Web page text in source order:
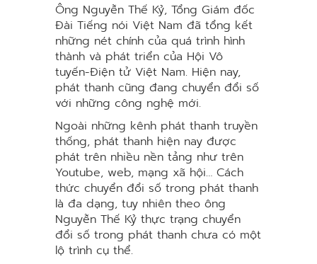
Ông Nguyễn Thế Kỷ, Tổng Giám đốc
Đài Tiếng nói Việt Nam đã tổng kết
những nét chính của quá trình hình
thành và phát triển của Hội Vô
tuyến-Điện tử Việt Nam. Hiện nay,
phát thanh cũng đang chuyển đổi số
với những công nghệ mới.
Ngoài những kênh phát thanh truyền
thống, phát thanh hiện nay được
phát trên nhiều nền tảng như trên
Youtube, web, mạng xã hội… Cách
thức chuyển đổi số trong phát thanh
là đa dạng, tuy nhiên theo ông
Nguyễn Thế Kỷ thực trạng chuyển
đổi số trong phát thanh chưa có một
lộ trình cụ thể.